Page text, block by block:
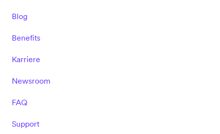
Blog
Benefits
Karriere
Newsroom
FAQ
Support